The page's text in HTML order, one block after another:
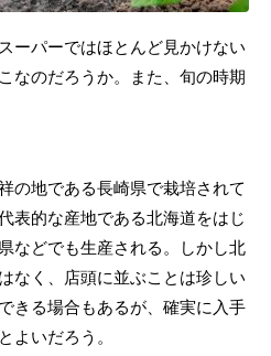
ーパーではほとんど見かけない
なのだろうか。また、旬の時期
の地である長崎県で栽培されて
表的な産地である北海道をはじ
などでも生産される。しかし北
なく、店頭に並ぶことは珍しい
きる場合もあるが、確実に入手
よいだろう。